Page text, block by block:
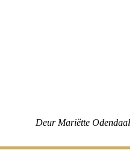
Deur Mariëtte Odendaal